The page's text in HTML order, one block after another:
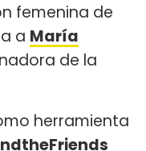
femenina de
a María
de la
herramienta